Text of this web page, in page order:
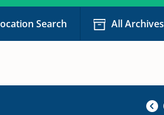
Search All Archives
1854 - 1873, Band 13
1854 - 1891, Band 12